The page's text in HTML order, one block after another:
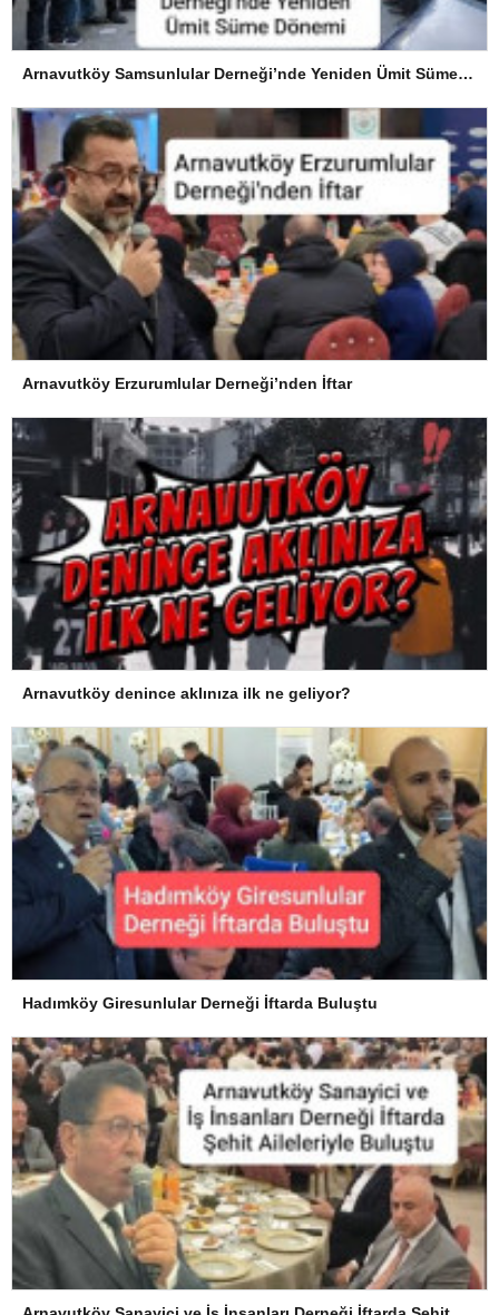
Arnavutköy Samsunlular Derneği’nde Yeniden Ümit Süme Dönemi
Arnavutköy Erzurumlular Derneği’nden İftar
Arnavutköy denince aklınıza ilk ne geliyor?
Hadımköy Giresunlular Derneği İftarda Buluştu